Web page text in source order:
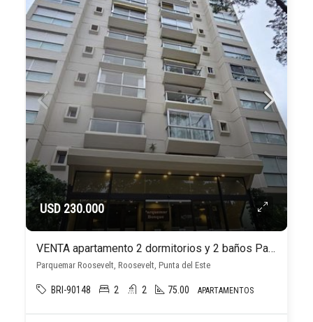
USD 230.000
VENTA apartamento 2 dormitorios y 2 baños Parquemar Bosque c/cochera. Roosevelt
Parquemar Roosevelt, Roosevelt, Punta del Este
BRI-90148 2 2 75.00 APARTAMENTOS